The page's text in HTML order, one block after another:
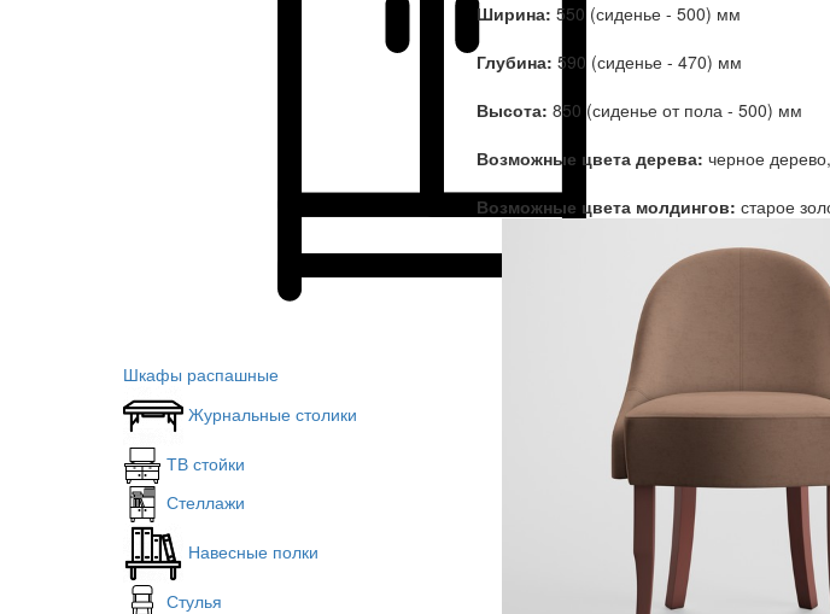
Шкафы распашные
Журнальные столики
ТВ стойки
Стеллажи
Навесные полки
Стулья
Ширина: 550 (сиденье - 500) мм
Глубина: 590 (сиденье - 470) мм
Высота: 850 (сиденье от пола - 500) мм
Возможные цвета дерева: черное
Возможные цвета молдингов: старое